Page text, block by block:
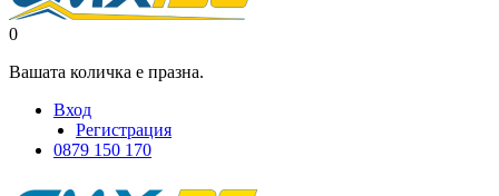
0
Вашата количка е празна.
Вход
Регистрация
0879 150 170